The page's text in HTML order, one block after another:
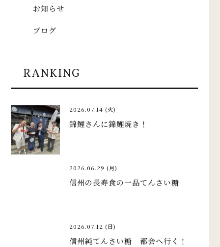
お知らせ
ブログ
RANKING
2026.07.14 (火)
錦鯉さんに錦鯉焼き！
2026.06.29 (月)
信州の長寿食の一品てんさい糖
2026.07.12 (日)
信州純てんさい糖 都会へ行く！